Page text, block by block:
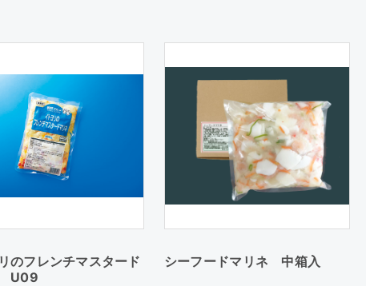
のフレンチマスタード
U09
シーフードマリネ 中箱入